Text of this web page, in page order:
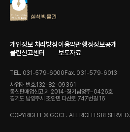
개인정보 처리방침이용약관행정정보공개
클린신고센터
보도자료
TEL. 031-579-6000Fax. 031-579-6013
사업자 번호.132-82-09361
통신판매업신고.제 2014-경기남양주-0426호
경기도 남양주시 조안면 다산로 747번길 16
COPYRIGHT © GGCF. ALL RIGHTS RESERVED.